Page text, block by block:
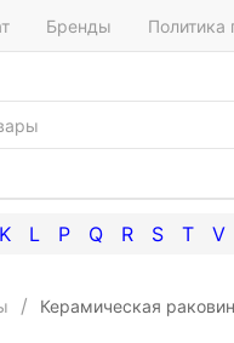
Бренды Политика
K L P Q R S T V
Керамическая